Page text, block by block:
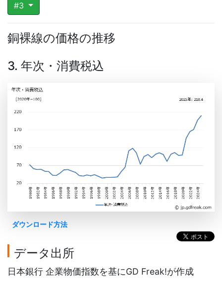
#3
銅裸線の価格の推移
3. 年次・消費税込
ダウンロード方法
データ出所
日本銀行 企業物価指数を基にGD Freak!が作成